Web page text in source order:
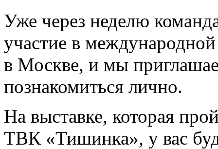
Уже через неделю
участие в международной
в Москве, и мы
познакомиться лично.
На выставке, которая
ТВК «Тишинка», у вас